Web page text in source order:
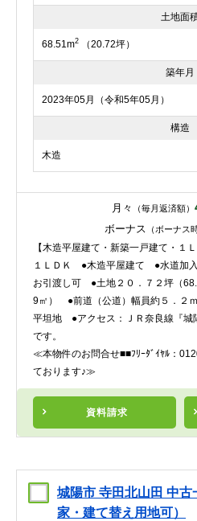
土地面
68.51m2 （20.72坪）
築年月
2023年05月（令和5年05月）
構造
木造
月々 （毎月返済額）
ボーナス （ボーナス
資料請求
【木造平屋建て・新築一戸建て・
１ＬＤＫ ●木造平屋建て ●水道加
お引渡し可 ●土地２０．７２坪（
9㎡） ●前道（公道）幅員約５．２
平坦地 ●アクセス：ＪＲ奈良線『
です。
≪本物件のお問合せ■■ﾌﾘｰﾀﾞｲﾔﾙ：
ております♪≫
城陽市 寺田北山田 中
家・建て替え用地可）